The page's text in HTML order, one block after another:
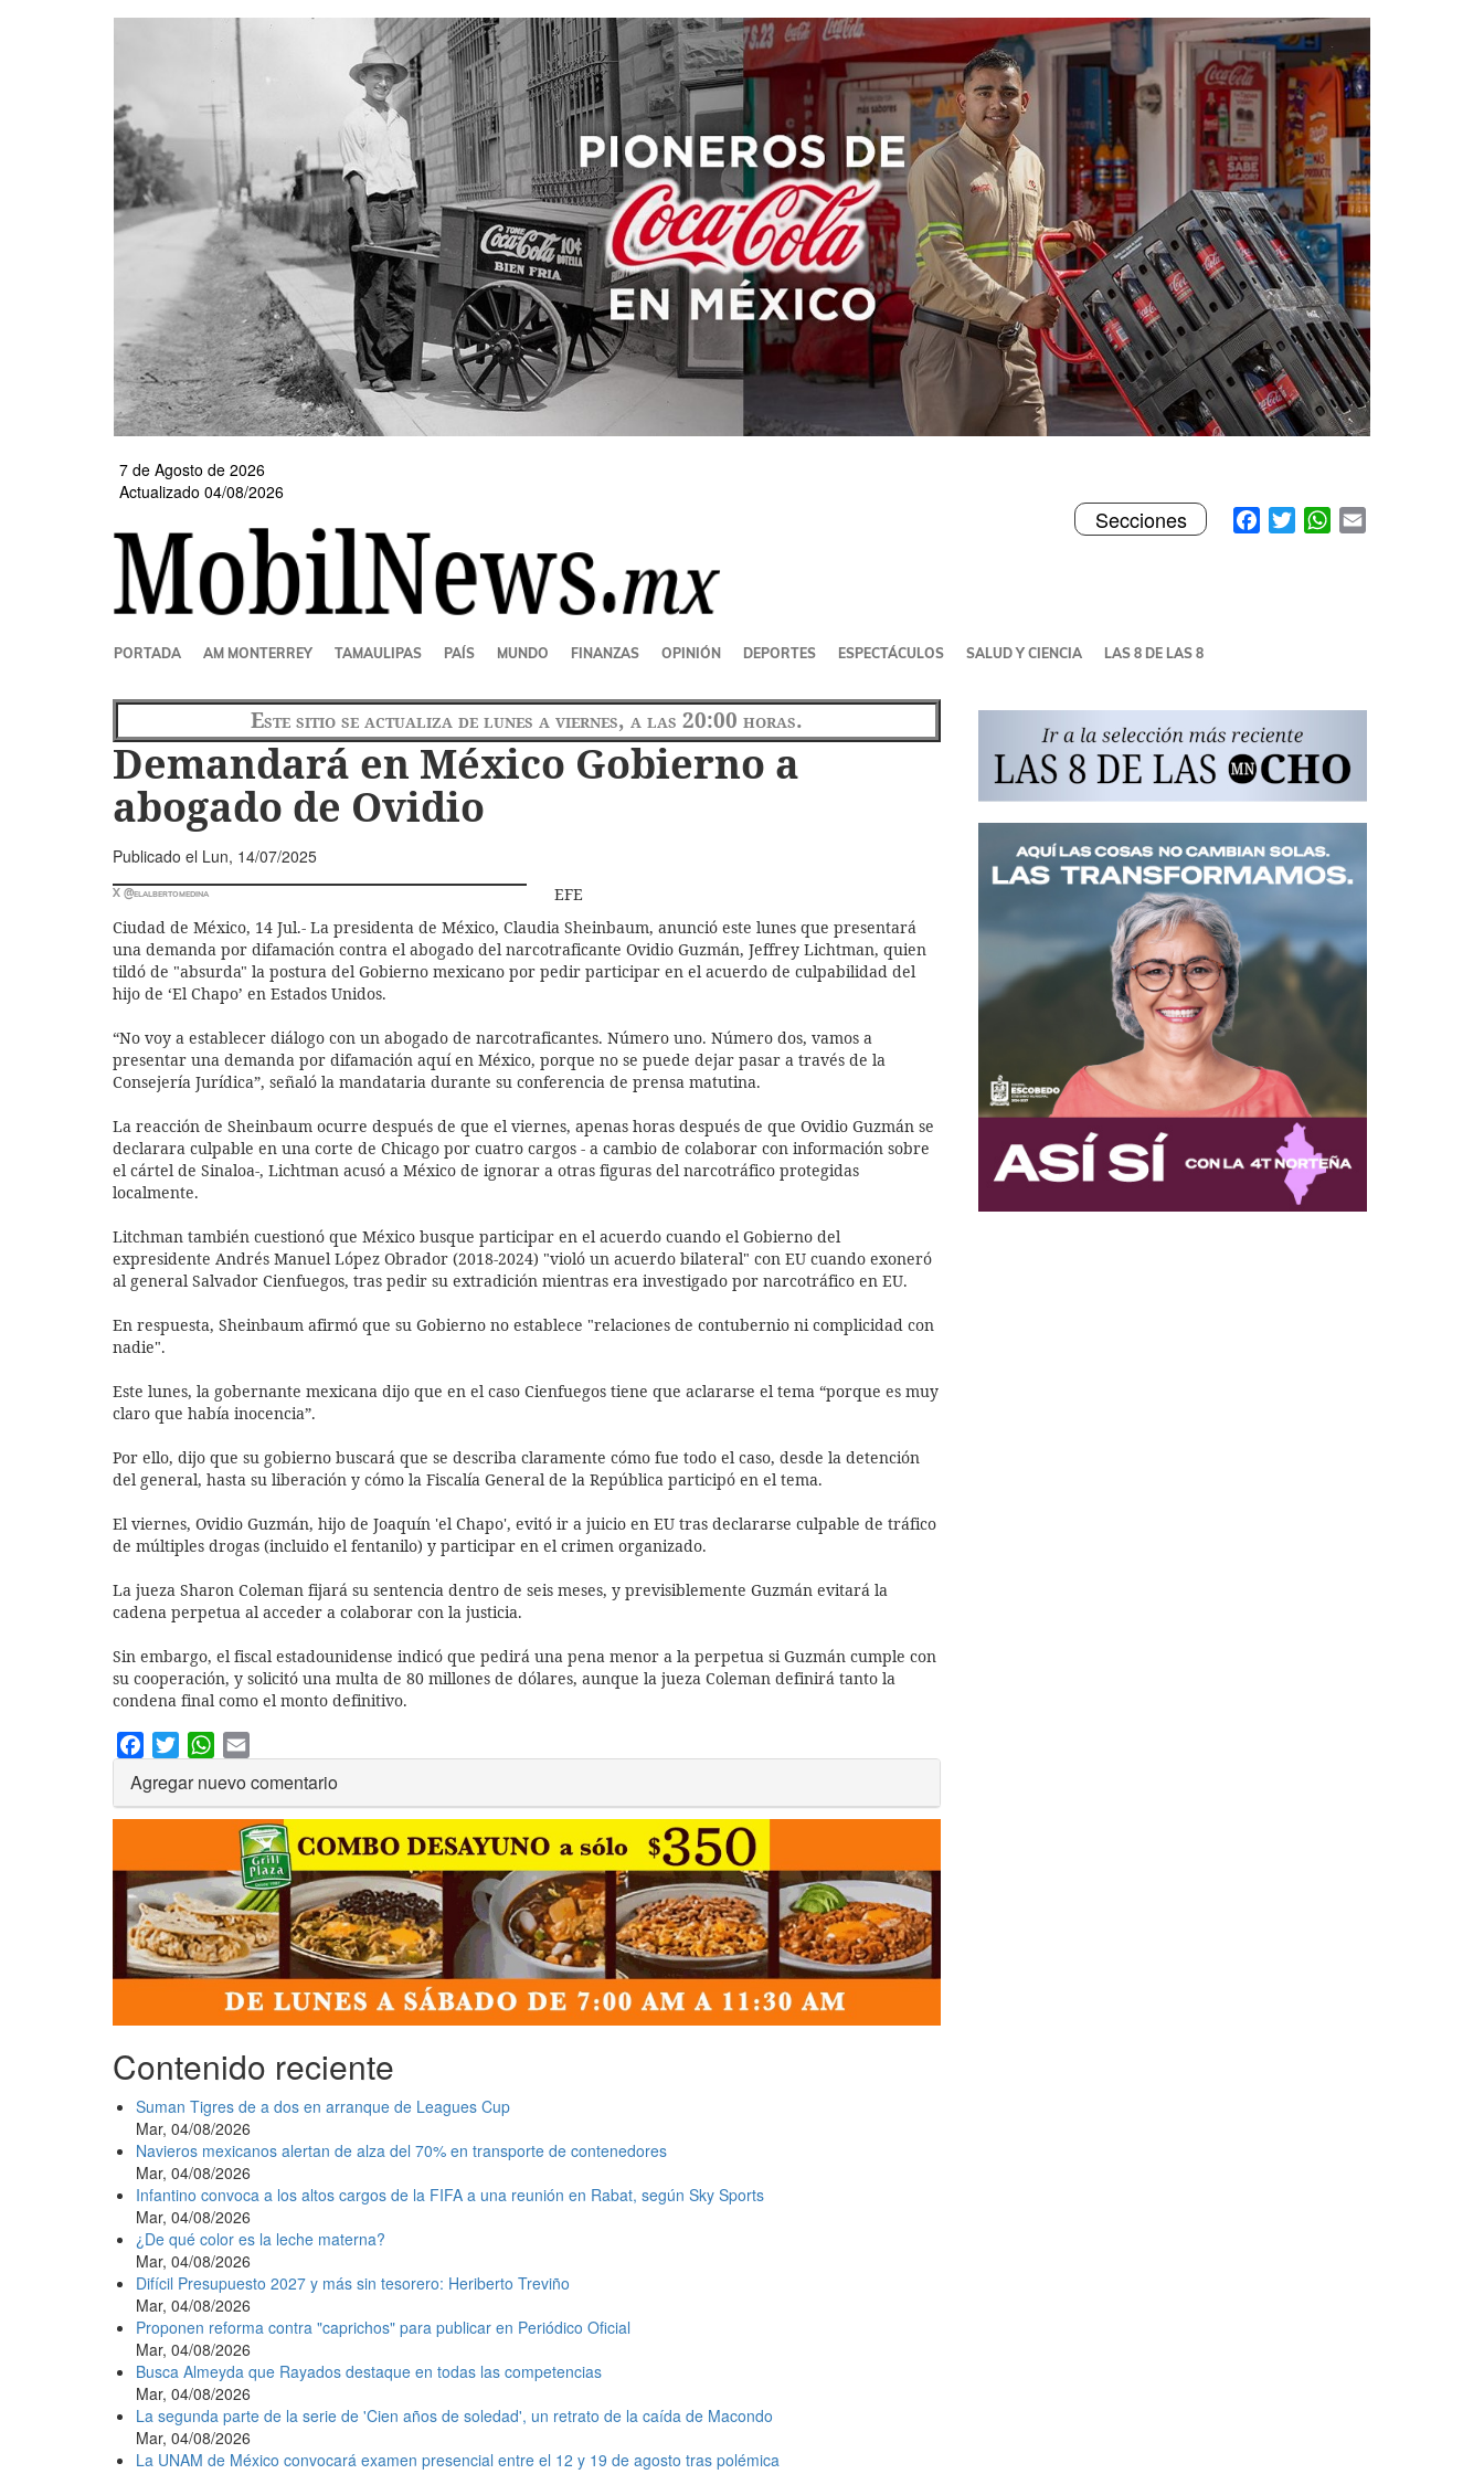
7 de Agosto de 2026
Actualizado 04/08/2026
Facebook
TwitterWhatsApp
Toggle
navigation
Secciones
SECCIONES
PORTADA AM MONTERREY TAMAULIPAS PAÍS MUNDO FINANZAS OPINIÓN DEPORTES ESPECTÁCULOS SALUD Y CIENCIA LAS 8 DE LAS 8
Este sitio se actualiza de lunes a viernes, a las 20:00 horas.
Demandará en México Gobierno a
abogado de Ovidio
Publicado el Lun, 14/07/2025
X @elalbertomedina
EFE
Ciudad de México, 14 Jul.- La presidenta de México, Claudia Sheinbaum, anunció este lunes que presentará
una demanda por difamación contra el abogado del narcotraficante Ovidio Guzmán, Jeffrey Lichtman, quien
tildó de "absurda" la postura del Gobierno mexicano por pedir participar en el acuerdo de culpabilidad del
hijo de ‘El Chapo’ en Estados Unidos.
“No voy a establecer diálogo con un abogado de narcotraficantes. Número uno. Número dos, vamos a
presentar una demanda por difamación aquí en México, porque no se puede dejar pasar a través de la
Consejería Jurídica”, señaló la mandataria durante su conferencia de prensa matutina.
La reacción de Sheinbaum ocurre después de que el viernes, apenas horas después de que Ovidio Guzmán se
declarara culpable en una corte de Chicago por cuatro cargos - a cambio de colaborar con información sobre
el cártel de Sinaloa-, Lichtman acusó a México de ignorar a otras figuras del narcotráfico protegidas
localmente.
Litchman también cuestionó que México busque participar en el acuerdo cuando el Gobierno del
expresidente Andrés Manuel López Obrador (2018-2024) "violó un acuerdo bilateral" con EU cuando exoneró
al general Salvador Cienfuegos, tras pedir su extradición mientras era investigado por narcotráfico en EU.
En respuesta, Sheinbaum afirmó que su Gobierno no establece "relaciones de contubernio ni complicidad con
nadie".
Este lunes, la gobernante mexicana dijo que en el caso Cienfuegos tiene que aclararse el tema “porque es muy
claro que había inocencia”.
Por ello, dijo que su gobierno buscará que se describa claramente cómo fue todo el caso, desde la detención
del general, hasta su liberación y cómo la Fiscalía General de la República participó en el tema.
El viernes, Ovidio Guzmán, hijo de Joaquín 'el Chapo', evitó ir a juicio en EU tras declararse culpable de tráfico
de múltiples drogas (incluido el fentanilo) y participar en el crimen organizado.
La jueza Sharon Coleman fijará su sentencia dentro de seis meses, y previsiblemente Guzmán evitará la
cadena perpetua al acceder a colaborar con la justicia.
Sin embargo, el fiscal estadounidense indicó que pedirá una pena menor a la perpetua si Guzmán cumple con
su cooperación, y solicitó una multa de 80 millones de dólares, aunque la jueza Coleman definirá tanto la
condena final como el monto definitivo.
Facebook
TwitterWhatsApp
Agregar nuevo comentario
Contenido reciente
Suman Tigres de a dos en arranque de Leagues Cup
Mar, 04/08/2026
Navieros mexicanos alertan de alza del 70% en transporte de contenedores
Mar, 04/08/2026
Infantino convoca a los altos cargos de la FIFA a una reunión en Rabat, según Sky Sports
Mar, 04/08/2026
¿De qué color es la leche materna?
Mar, 04/08/2026
Difícil Presupuesto 2027 y más sin tesorero: Heriberto Treviño
Mar, 04/08/2026
Proponen reforma contra "caprichos" para publicar en Periódico Oficial
Mar, 04/08/2026
Busca Almeyda que Rayados destaque en todas las competencias
Mar, 04/08/2026
La segunda parte de la serie de 'Cien años de soledad', un retrato de la caída de Macondo
Mar, 04/08/2026
La UNAM de México convocará examen presencial entre el 12 y 19 de agosto tras polémica